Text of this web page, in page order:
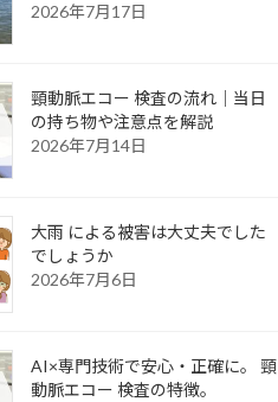
2026年7月17日
頸動脈エコー 検査の流れ｜当日
の持ち物や注意点を解説
2026年7月14日
大雨 による被害は大丈夫でした
でしょうか
2026年7月6日
AI×専門技術で安心・正確に。 頸
動脈エコー 検査の特徴。